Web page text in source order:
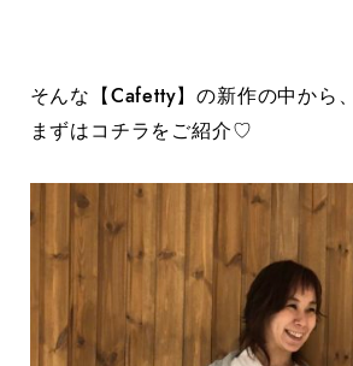
そんな【Cafetty】の新作の中から、
まずはコチラをご紹介♡